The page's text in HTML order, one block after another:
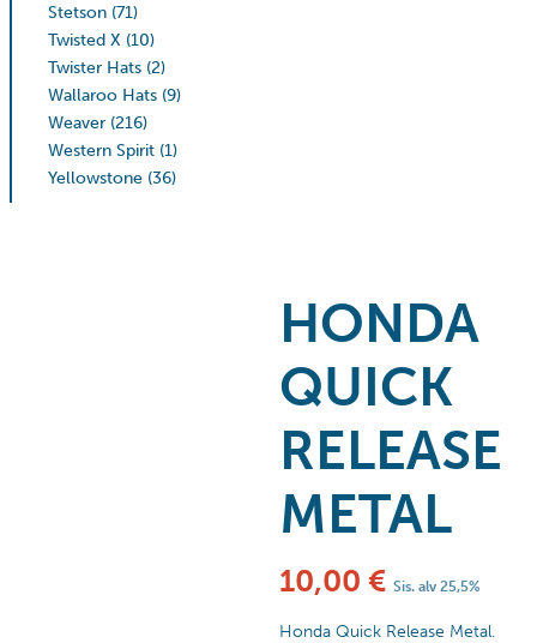
Stetson (71)
Twisted X (10)
Twister Hats (2)
Wallaroo Hats (9)
Weaver (216)
Western Spirit (1)
Yellowstone (36)
HONDA
QUICK
RELEASE
METAL
10,00 € Sis. alv 25,5%
Honda Quick Release Metal.